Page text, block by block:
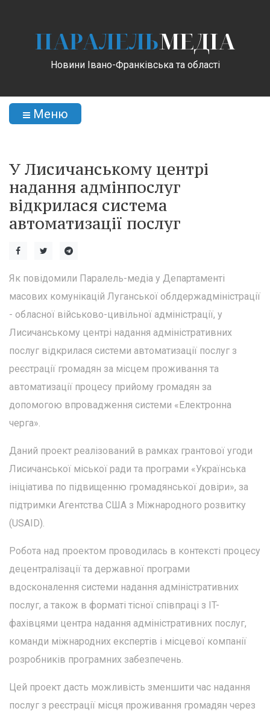
ПАРАЛЕЛЬМЕДІА
Новини Івано-Франківська та області
Меню
У Лисичанському центрі
надання адмінпослуг
відкрилася система
автоматизації послуг
Як повідомили Паралель-медіа у Департаменті
масових комунікацій Луганської облдержадміністрації
- обласної військово-цивільної адміністрації, у
Лисичанському центрі надання адміністративних
послуг відкрилася системи автоматизації послуг з
реєстрації громадян за місцем проживання та
автоматизації процесу прийому громадян за
допомогою впровадження системи «Електронна
черга».
Даний проект реалізований в рамках грантової угоди
Лисичанської міської ради та програми «Українська
ініціатива по підвищенню громадянської довіри», за
підтримки Агентства США з Міжнародного розвитку
(USAID).
Робота над проектом проводилась в контексті процесу
децентралізації та державної програми
вдосконалення системи надання адміністративних
послуг, а також в форматі тісної співпраці з IT-
фахівцями центра надання адміністративних послуг,
команди міжнародних експертів і місцевої компанії
розробників програмних забезпечень.
Цей проект дасть можливість зменшити час надання
послуг з реєстрації місця проживання громадян через